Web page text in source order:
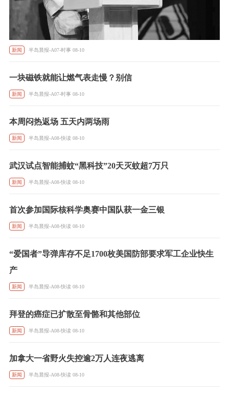
新闻 半岛晨报-A07-时事 08-10
一块磁铁就能让燃气表走慢？别信
新闻 半岛晨报-A07-时事 08-10
本周闷热返场 五天内两场雨
新闻 半岛晨报-A08-快读 08-10
武汉试点智能捕蚊“黑科技”20天灭蚊超7万只
新闻 半岛晨报-A08-快读 08-10
首次参加国际核科学奥赛中国队获一金三银
新闻 半岛晨报-A08-快读 08-10
“爱国者”导弹库存不足1700枚美国防部要求军工企业快生
产
新闻 半岛晨报-A08-快读 08-10
拜登的癌症已扩散至骨骼和其他部位
新闻 半岛晨报-A08-快读 08-10
加拿大一省野火失控逾2万人连夜逃离
新闻 半岛晨报-A08-快读 08-10